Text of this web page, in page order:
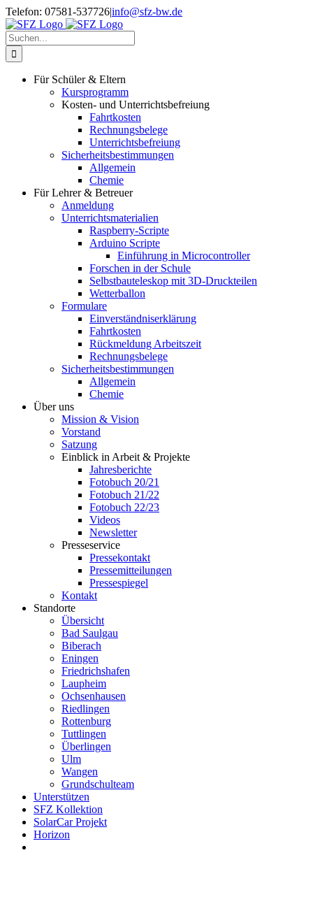
Zum
Inhalt
springen
Telefon: 07581-537726|info@sfz-bw.de
Suche
nach:
Für Schüler & Eltern
Kursprogramm
Kosten- und Unterrichtsbefreiung
Fahrtkosten
Rechnungsbelege
Unterrichtsbefreiung
Sicherheitsbestimmungen
Allgemein
Chemie
Für Lehrer & Betreuer
Anmeldung
Unterrichtsmaterialien
Raspberry-Scripte
Arduino Scripte
Einführung in Microcontroller
Forschen in der Schule
Selbstbauteleskop mit 3D-Druckteilen
Wetterballon
Formulare
Einverständniserklärung
Fahrtkosten
Rückmeldung Arbeitszeit
Rechnungsbelege
Sicherheitsbestimmungen
Allgemein
Chemie
Über uns
Mission & Vision
Vorstand
Satzung
Einblick in Arbeit & Projekte
Jahresberichte
Fotobuch 20/21
Fotobuch 21/22
Fotobuch 22/23
Videos
Newsletter
Presseservice
Pressekontakt
Pressemitteilungen
Pressespiegel
Kontakt
Standorte
Übersicht
Bad Saulgau
Biberach
Eningen
Friedrichshafen
Laupheim
Ochsenhausen
Riedlingen
Rottenburg
Tuttlingen
Überlingen
Ulm
Wangen
Grundschulteam
Unterstützen
SFZ Kollektion
SolarCar Projekt
Horizon